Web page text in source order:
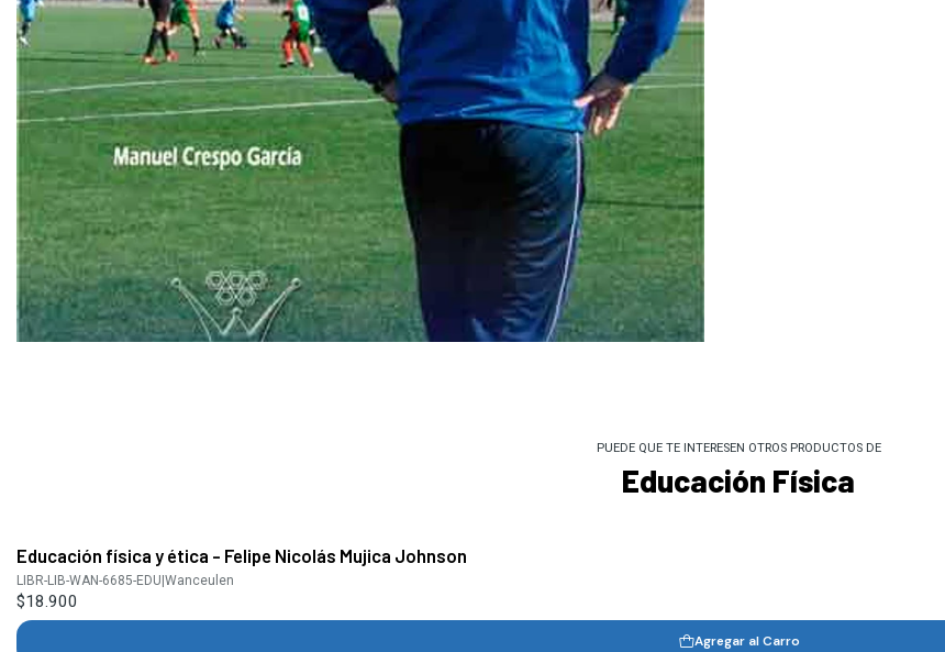
PUEDE QUE TE INTERESEN OTROS PRODUCTOS DE
Educación Física
Educación física y ética - Felipe Nicolás Mujica Johnson
LIBR-LIB-WAN-6685-EDU Wanceulen
$18.900
Agregar al Carro